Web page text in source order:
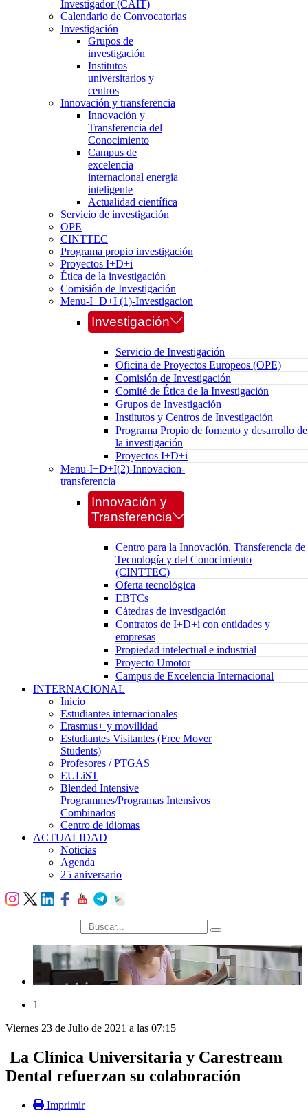
Investigador (CAIT)
Calendario de Convocatorias
Investigación
Grupos de
investigación
Institutos
universitarios y
centros
Innovación y transferencia
Innovación y
Transferencia del
Conocimiento
Campus de
excelencia
internacional energia
inteligente
Actualidad científica
Servicio de investigación
OPE
CINTTEC
Programa propio investigación
Proyectos I+D+i
Ética de la investigación
Comisión de Investigación
Menu-I+D+I (1)-Investigacion
Investigación
Servicio de Investigación
Oficina de Proyectos Europeos (OPE)
Comisión de Investigación
Comité de Ética de la Investigación
Grupos de Investigación
Institutos y Centros de Investigación
Programa Propio de fomento y desarrollo de
la investigación
Proyectos I+D+i
Menu-I+D+I(2)-Innovacion-
transferencia
Innovación y
Transferencia
Centro para la Innovación, Transferencia de
Tecnología y del Conocimiento
(CINTTEC)
Oferta tecnológica
EBTCs
Cátedras de investigación
Contratos de I+D+i con entidades y
empresas
Propiedad intelectual e industrial
Proyecto Umotor
Campus de Excelencia Internacional
INTERNACIONAL
Inicio
Estudiantes internacionales
Erasmus+ y movilidad
Estudiantes Visitantes (Free Mover
Students)
Profesores / PTGAS
EULiST
Blended Intensive
Programmes/Programas Intensivos
Combinados
Centro de idiomas
ACTUALIDAD
Noticias
Agenda
25 aniversario
búsqueda
1
Viernes 23 de Julio de 2021 a las 07:15
La Clínica Universitaria y Carestream
Dental refuerzan su colaboración
Imprimir